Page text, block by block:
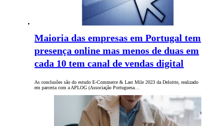
Maioria das empresas em Portugal tem
presença online mas menos de duas em
cada 10 tem canal de vendas digital
As conclusões são do estudo E-Commerce & Last Mile 2023 da Deloitte, realizado
em parceria com a APLOG (Associação Portuguesa…